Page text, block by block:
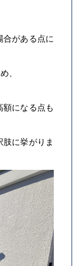
合がある点に
、
になる点も
に挙がりま